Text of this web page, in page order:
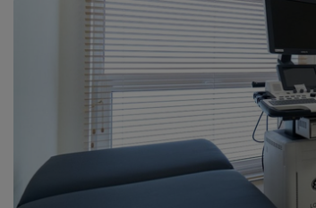
can
navigate
between
previous/next
items
and
move
down